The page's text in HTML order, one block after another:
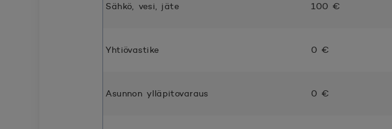
Sähkö, vesi, jäte 100 €
Yhtiövastike 0 €
Asunnon ylläpitovaraus 0 €